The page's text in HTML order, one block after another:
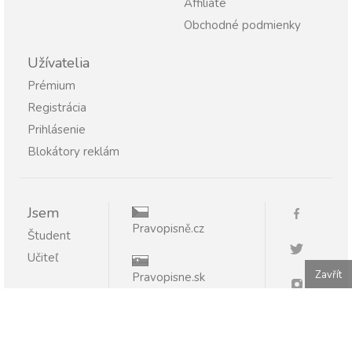
Affiliate
Obchodné podmienky
Užívatelia
Prémium
Registrácia
Prihlásenie
Blokátory reklám
Jsem
Študent
Učiteľ
Pravopisně.cz
Pravopisne.sk Zavřít